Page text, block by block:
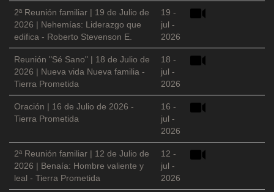
2ª Reunión familiar | 19 de Julio de
2026 | Nehemías: Liderazgo que
edifica - Roberto Stevenson E.
19 -
jul -
2026
Reunión "Sé Sano" | 18 de Julio de
2026 | Nueva vida Nueva familia -
Tierra Prometida
18 -
jul -
2026
Oración | 16 de Julio de 2026 -
Tierra Prometida
16 -
jul -
2026
2ª Reunión familiar | 12 de Julio de
2026 | Benaía: Hombre valiente y
leal - Tierra Prometida
12 -
jul -
2026